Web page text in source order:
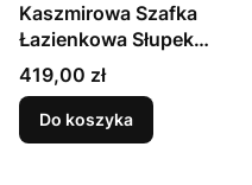
Kaszmirowa Szafka
Łazienkowa Słupek
Wysoki 1 Drzwi Orio
Cena
419,00 zł
Do koszyka